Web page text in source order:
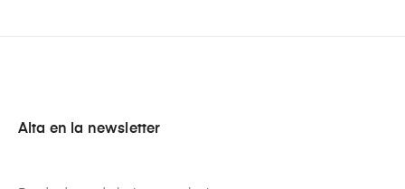
Alta en la newsletter